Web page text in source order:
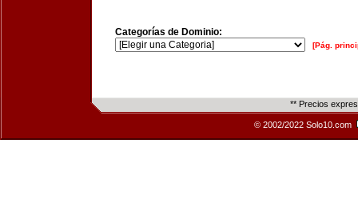
Categorías de Dominio:
[Pág.
** Precios
© 2002/2022 Solo10.com